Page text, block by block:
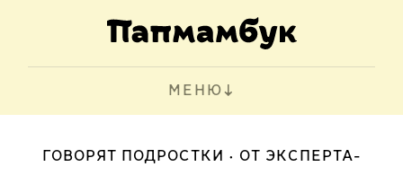
МЕНЮ
ГОВОРЯТ ПОДРОСТКИ ОТ ЭКСПЕРТА-